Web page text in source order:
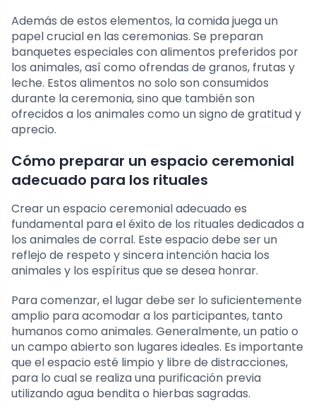
Además de estos elementos, la comida juega un
papel crucial en las ceremonias. Se preparan
banquetes especiales con alimentos preferidos por
los animales, así como ofrendas de granos, frutas y
leche. Estos alimentos no solo son consumidos
durante la ceremonia, sino que también son
ofrecidos a los animales como un signo de gratitud y
aprecio.
Cómo preparar un espacio ceremonial
adecuado para los rituales
Crear un espacio ceremonial adecuado es
fundamental para el éxito de los rituales dedicados a
los animales de corral. Este espacio debe ser un
reflejo de respeto y sincera intención hacia los
animales y los espíritus que se desea honrar.
Para comenzar, el lugar debe ser lo suficientemente
amplio para acomodar a los participantes, tanto
humanos como animales. Generalmente, un patio o
un campo abierto son lugares ideales. Es importante
que el espacio esté limpio y libre de distracciones,
para lo cual se realiza una purificación previa
utilizando agua bendita o hierbas sagradas.